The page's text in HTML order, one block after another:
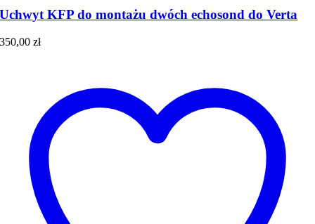
Uchwyt KFP do montażu dwóch echosond do Verta
350,00zł